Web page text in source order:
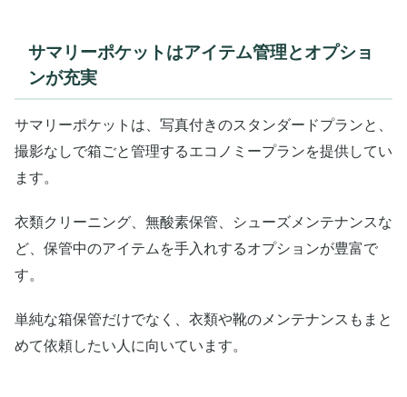
サマリーポケットはアイテム管理とオプショ
ンが充実
サマリーポケットは、写真付きのスタンダードプランと、
撮影なしで箱ごと管理するエコノミープランを提供してい
ます。
衣類クリーニング、無酸素保管、シューズメンテナンスな
ど、保管中のアイテムを手入れするオプションが豊富で
す。
単純な箱保管だけでなく、衣類や靴のメンテナンスもまと
めて依頼したい人に向いています。